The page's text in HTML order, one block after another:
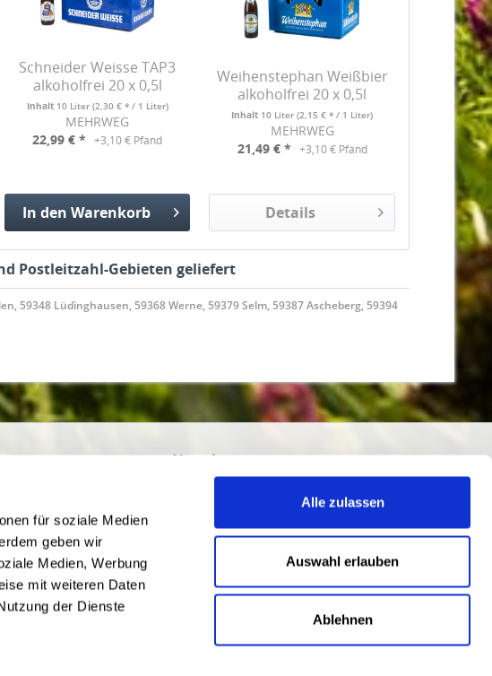
für soziale Medien
geben wir
Medien, Werbung
mit weiteren Daten
der Dienste
Alle zulassen
Auswahl erlauben
Ablehnen
Schneider Weisse TAP3
alkoholfrei 20 x 0,5l
Inhalt 10 Liter (2,30 € * / 1 Liter)
MEHRWEG
22,99 € * +3,10 € Pfand
In den Warenkorb
Hinzugefügt
Weihenstephan Weißbier
alkoholfrei 20 x 0,5l
Inhalt 10 Liter(2,15 € * / 1 Liter)
MEHRWEG
21,49 € * +3,10 € Pfand
Details
Postleitzahl-Gebieten geliefert
59348 Lüdinghausen, 59368 Werne, 59379 Selm, 59387 Ascheberg, 59394
des Lieferanten
Newsletter
getraenkedienst.com-Newsletter und
verpassen Sie keine Neuigkeit oder Aktion.